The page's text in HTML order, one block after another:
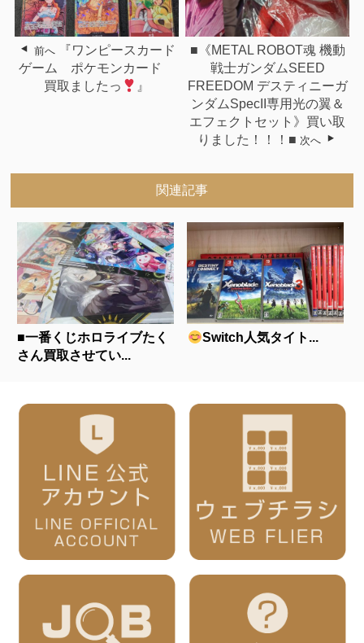
前へ
『ワンピースカード
ゲーム ポケモンカード
買取ましたっ
』
■《METAL ROBOT魂 機動
戦士ガンダムSEED
FREEDOM デスティニーガ
ンダムSpecII専用光の翼＆
エフェクトセット》買い取
りました！！！■ 次へ
関連記事
■一番くじホロライブたく
さん買取させてい...
Switch人気タイト...